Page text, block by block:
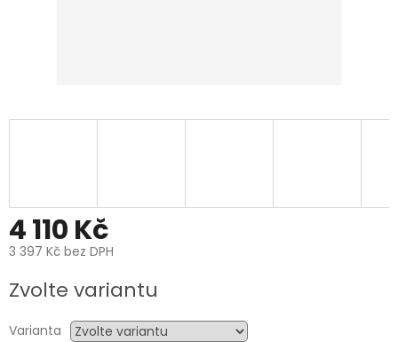
4 110 Kč
3 397 Kč bez DPH
cena:
Zvolte variantu
Varianta